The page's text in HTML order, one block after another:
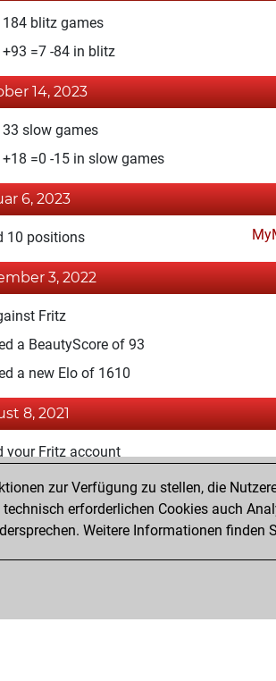
blitz games
=7 -84 in blitz
14, 2023
slow games
=0 -15 in slow games
6, 2023
10 positions
3, 2022
Fritz
a BeautyScore of 93
a new Elo of 1610
8, 2021
your Fritz account
2021
your Studies account
zur Verfügung zu stellen, die
erforderlichen Cookies auch
Weitere Informationen finden